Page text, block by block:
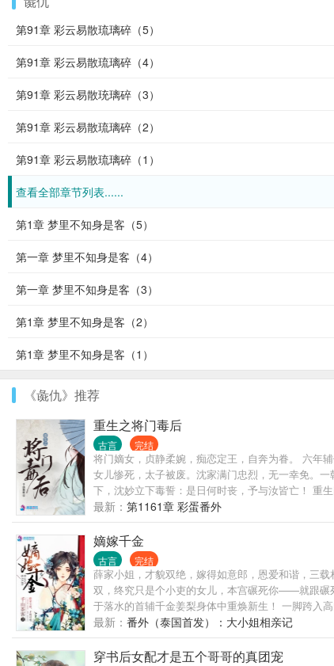
第91章 彩云易散琉璃碎（5）
第91章 彩云易散琉璃碎（4）
第91章 彩云易散珫璃碎（3）
第91章 彩云易散琉璃碎（2）
第91章 彩云易散琉璃碎（1）
查看全部章节列表......
第1章 梦里不知身是客（5）
第一章 梦里不知身是客（4）
第一章 梦里不知身是客（3）
第1章 梦里不知身是客（2）
第1章 梦里不知身是客（1）
《彘仇》推荐
重生之将门毒后
古言 完结
将门嫡女，贞静柔婉，痴恋定王，自奔为眷。 六年
女儿惨死，太子被废。沈家满门忠烈，无一幸免。
下，沈妙立下毒誓：是日何时丧，予与汝皆亡！ 重
来？ 家族要护，大仇要报，江山帝位，也要分一杯
----------------------------------------- ——幽州十三京。
------------------------------------------------------ 最初他漠然
道：“颠个乾坤不过如此。沈娇娇，万里江山，你我
候爷，男女主身心干净，强强联手，宠文一对一。
最新： 第1161章 彩蛋番外
嫡嫁千金
古言 完结
薛家小姐，才貌双绝，嫁得如意郎，恩爱和谐，三
双，终究只是个小吏的女儿，本宫碾死你——就跟碾
于落水的首辅千金姜梨身体中重焕新生！ 一脚跨入
世，平府上冤案，报血海深仇！ 他是北燕最年轻的
莲花？分明就是吃人不吐骨头的食人花。” 姜梨：“
不怕？ 请支持正版茶~~
最新： 番外（泰国首发）：大小姐相亲记
穿书后女配才是五个哥哥的真团宠